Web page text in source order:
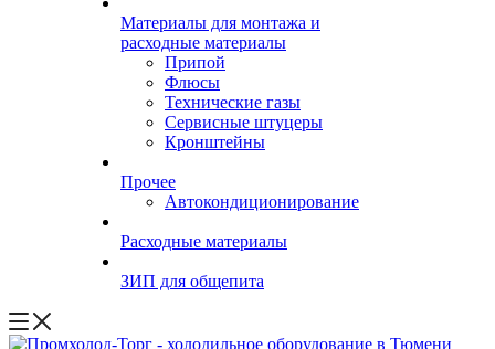
Материалы для монтажа и
расходные материалы
Припой
Флюсы
Технические газы
Сервисные штуцеры
Кронштейны
Прочее
Автокондиционирование
Расходные материалы
ЗИП для общепита